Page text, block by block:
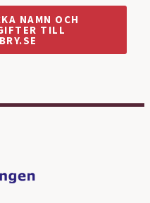
NAMN OCH
TILL